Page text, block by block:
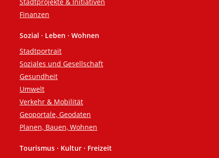
Finanzen
Sozial · Leben · Wohnen
Stadtportrait
Soziales und Gesellschaft
Gesundheit
Umwelt
Verkehr & Mobilität
Geoportale, Geodaten
Planen, Bauen, Wohnen
Tourismus · Kultur · Freizeit